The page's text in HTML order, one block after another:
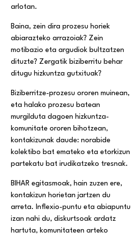
arlotan.
Baina, zein dira prozesu horiek
abiarazteko arrazoiak? Zein
motibazio eta argudiok bultzatzen
dituzte? Zergatik biziberritu behar
ditugu hizkuntza gutxituak?
Biziberritze-prozesu ororen muinean,
eta halako prozesu batean
murgilduta dagoen hizkuntza-
komunitate ororen bihotzean,
kontakizunak daude: norabide
kolektibo bat emateko eta etorkizun
partekatu bat irudikatzeko tresnak.
BIHAR egitasmoak, hain zuzen ere,
kontakizun horietan jartzen du
arreta. Inflexio-puntu eta abiapuntu
izan nahi du, diskurtsoak ardatz
hartuta, komunitateen arteko